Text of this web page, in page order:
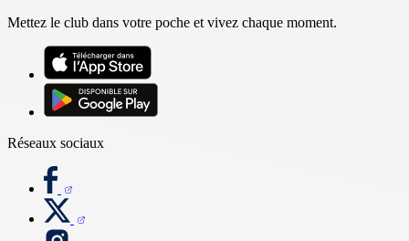
Mettez le club dans votre poche et vivez chaque moment.
Réseaux sociaux